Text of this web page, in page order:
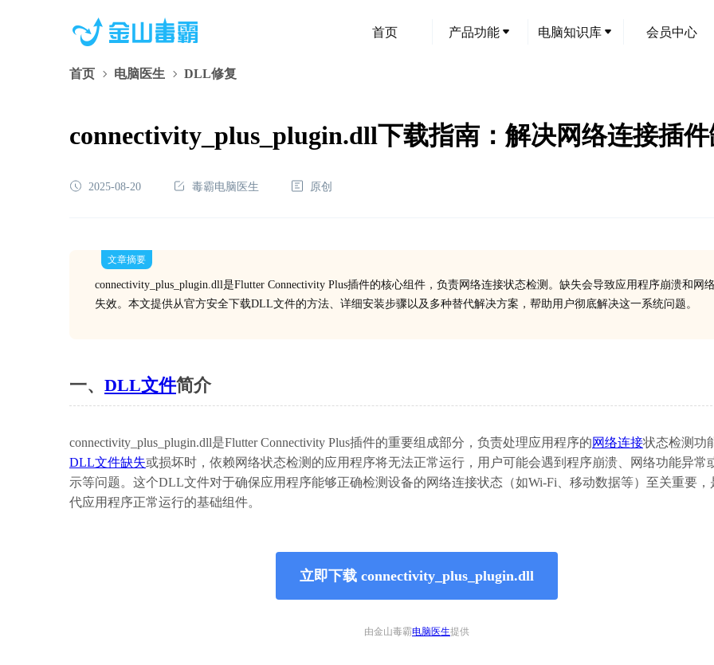
首页 产品功能 电脑知识库 会员中心
首页 电脑医生 DLL修复
connectivity_plus_plugin.dll下载指南：解决网络连接插
2025-08-20 毒霸电脑医生 原创
文章摘要
connectivity_plus_plugin.dll是Flutter Connectivity Plus插件的核心组件，负责网络连接状态检测。缺失会导致应用程序崩溃和网
失效。本文提供从官方安全下载DLL文件的方法、详细安装步骤以及多种替代解决方案，帮助用户彻底解决这一系统问题。
一、 DLL文件简介
connectivity_plus_plugin.dll是Flutter Connectivity Plus插件的重要组成部分，负责处理应用程序的网络连接状态检测功
DLL文件缺失或损坏时，依赖网络状态检测的应用程序将无法正常运行，用户可能会遇到程序崩溃、网络功能异常
示等问题。这个DLL文件对于确保应用程序能够正确检测设备的网络连接状态（如Wi-Fi、移动数据等）至关重要，
代应用程序正常运行的基础组件。
立即下载 connectivity_plus_plugin.dll
由金山毒霸电脑医生提供